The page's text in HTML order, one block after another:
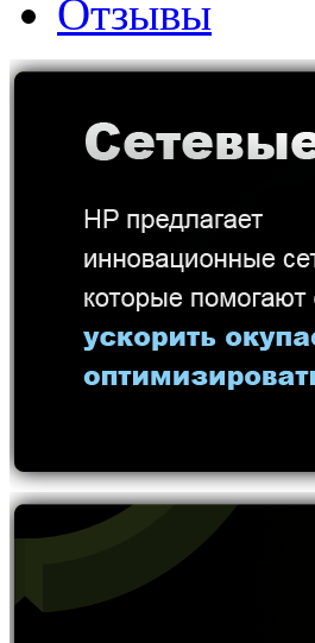
Отзывы